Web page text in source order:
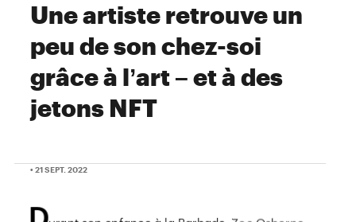
Une artiste retrouve un
peu de son chez-soi
grâce à l’art – et à des
jetons NFT
• 21 SEPT. 2022